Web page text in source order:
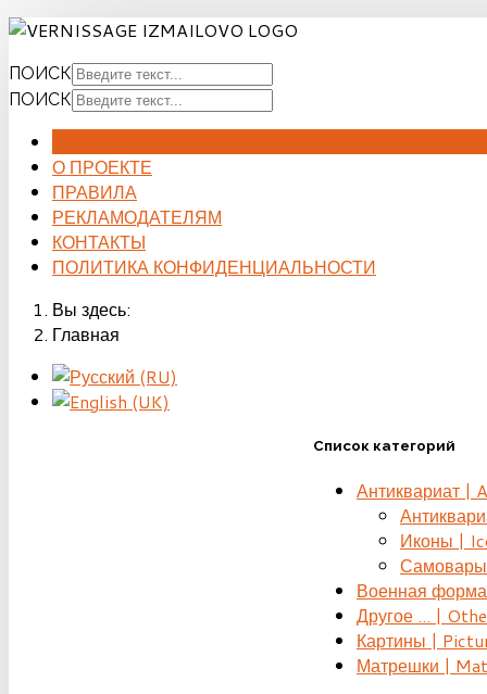
ПОИСК
ПОИСК
О ПРОЕКТЕ
ПРАВИЛА
РЕКЛАМОДАТЕЛЯМ
КОНТАКТЫ
ПОЛИТИКА КОНФИДЕНЦИАЛЬНОСТИ
Вы здесь:
Главная
Список категорий
Антиквариат |
Иконы |
Военная
Другое ... |
Картины |
Матрешки |